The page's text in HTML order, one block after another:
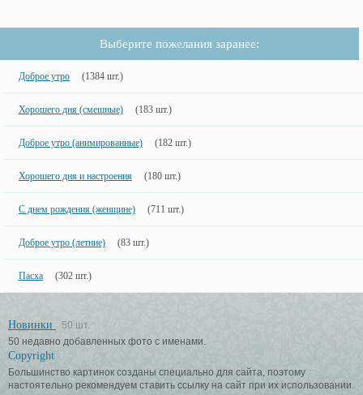
Выберите пожелания заранее:
Доброе утро (1384 шт.)
Хорошего дня (смешные) (183 шт.)
Доброе утро (анимированные) (182 шт.)
Хорошего дня и настроения (180 шт.)
С днем рождения (женщине) (711 шт.)
Доброе утро (летние) (83 шт.)
Пасха (302 шт.)
Новинки
50 шт.
50 недавно добавленных фото с именами.
Copyright
Большинство картинок созданы специально для сайта, поэтому
настоятельно рекомендуем ставить ссылку на сайт при их использовании.